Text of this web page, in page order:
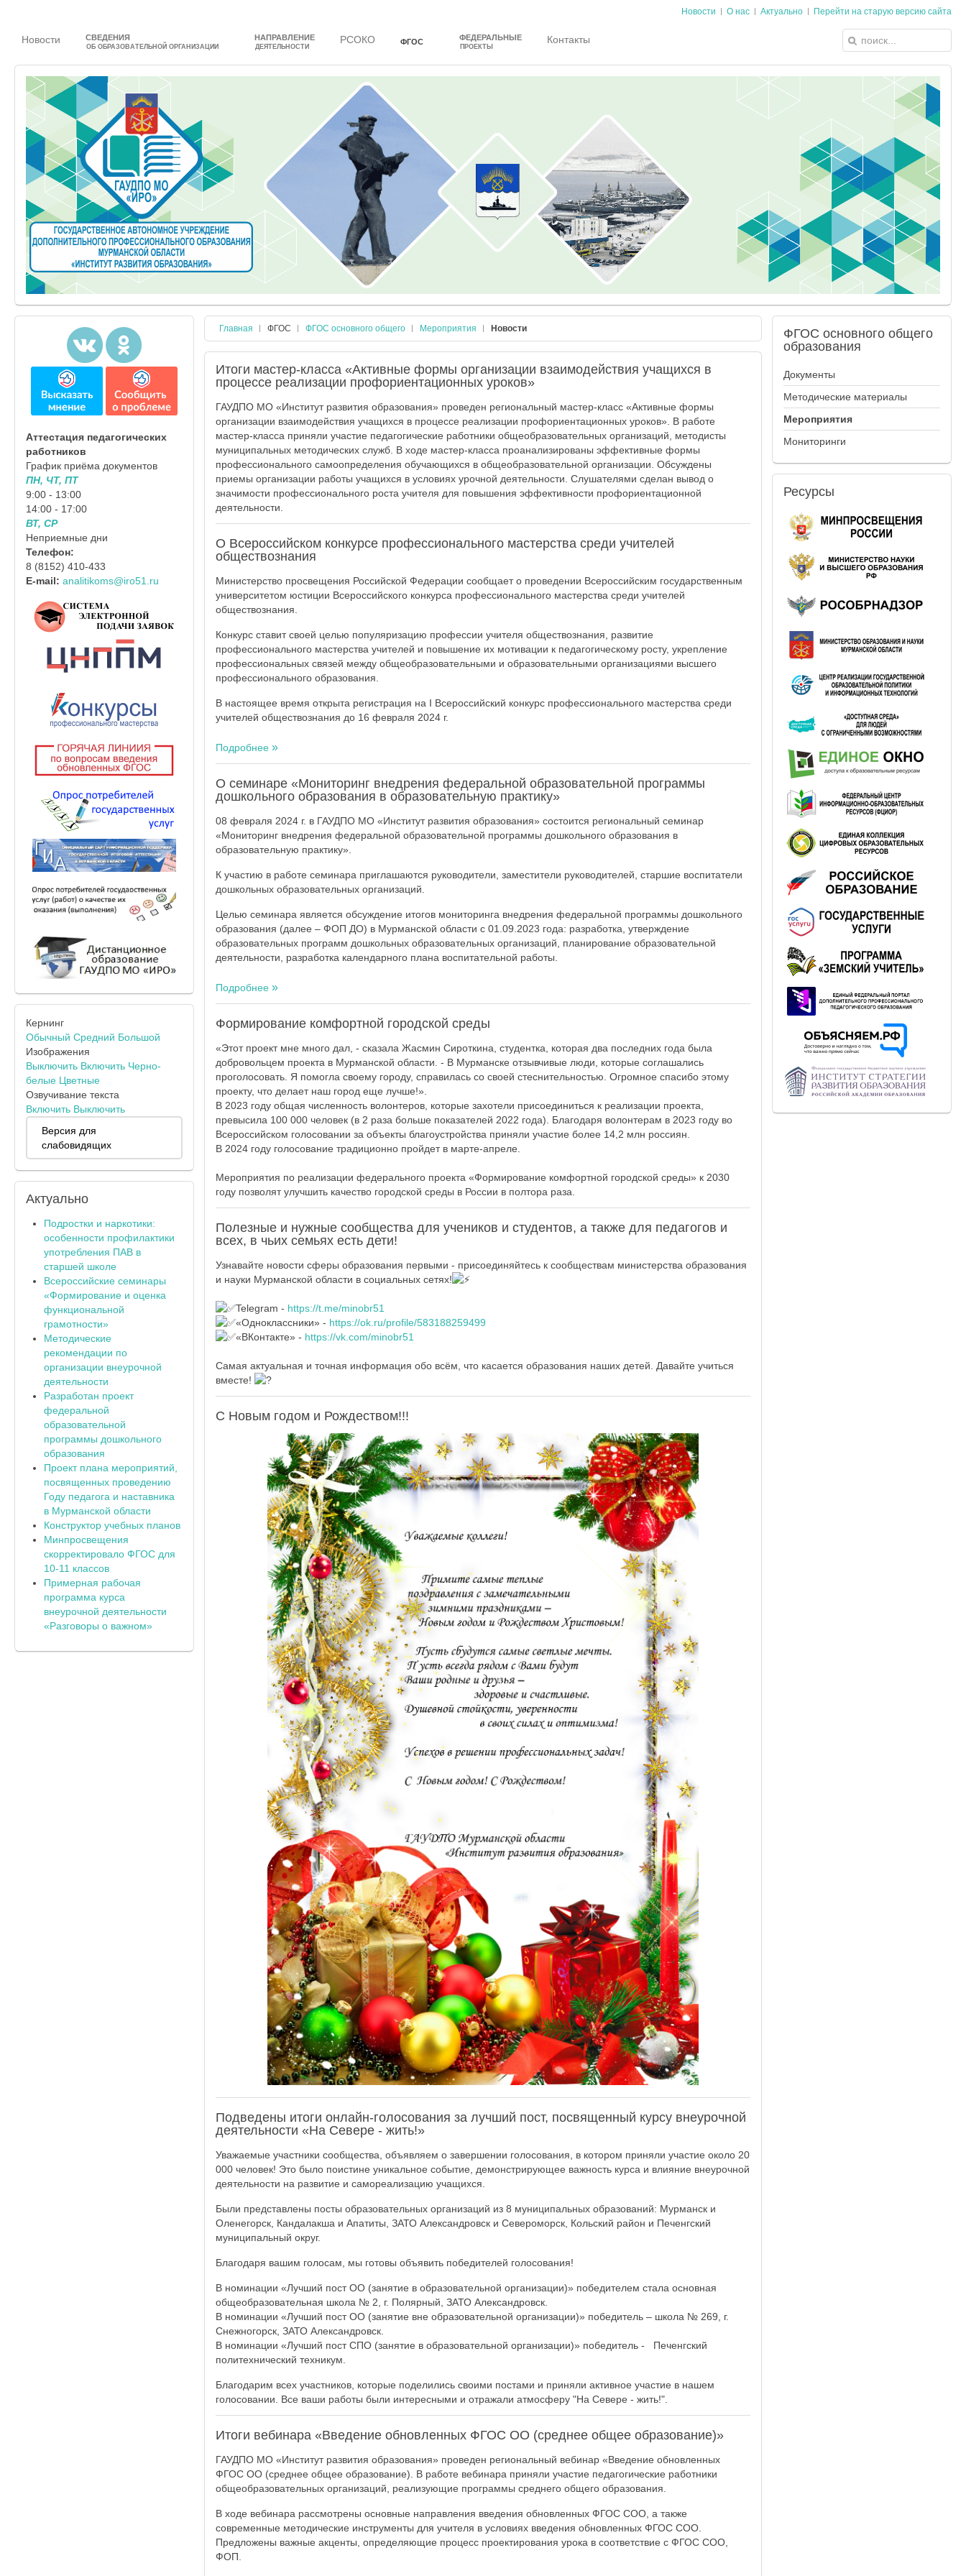
Новости О нас Актуально Перейти на старую версию сайта
Новости СВЕДЕНИЯ
ОБ ОБРАЗОВАТЕЛЬНОЙ ОРГАНИЗАЦИИ
НАПРАВЛЕНИЕ
ДЕЯТЕЛЬНОСТИ
РСОКО ФГОС ФЕДЕРАЛЬНЫЕ
ПРОЕКТЫ
Контакты
Главная ФГОС ФГОС основного общего Мероприятия Новости
Итоги мастер-класса «Активные формы организации взаимодействия учащихся в
процессе реализации профориентационных уроков»
ГАУДПО МО «Институт развития образования» проведен региональный мастер-класс «Активные формы
организации взаимодействия учащихся в процессе реализации профориентационных уроков». В работе
мастер-класса приняли участие педагогические работники общеобразовательных организаций, методисты
муниципальных методических служб. В ходе мастер-класса проанализированы эффективные формы
профессионального самоопределения обучающихся в общеобразовательной организации. Обсуждены
приемы организации работы учащихся в условиях урочной деятельности. Слушателями сделан вывод о
значимости профессионального роста учителя для повышения эффективности профориентационной
деятельности.
О Всероссийском конкурсе профессионального мастерства среди учителей
обществознания
Министерство просвещения Российской Федерации сообщает о проведении Всероссийским государственным
университетом юстиции Всероссийского конкурса профессионального мастерства среди учителей
обществознания.
Конкурс ставит своей целью популяризацию профессии учителя обществознания, развитие
профессионального мастерства учителей и повышение их мотивации к педагогическому росту, укрепление
профессиональных связей между общеобразовательными и образовательными организациями высшего
профессионального образования.
В настоящее время открыта регистрация на I Всероссийский конкурс профессионального мастерства среди
учителей обществознания до 16 февраля 2024 г.
Подробнее
О семинаре «Мониторинг внедрения федеральной образовательной программы
дошкольного образования в образовательную практику»
08 февраля 2024 г. в ГАУДПО МО «Институт развития образования» состоится региональный семинар
«Мониторинг внедрения федеральной образовательной программы дошкольного образования в
образовательную практику».
К участию в работе семинара приглашаются руководители, заместители руководителей, старшие воспитатели
дошкольных образовательных организаций.
Целью семинара является обсуждение итогов мониторинга внедрения федеральной программы дошкольного
образования (далее – ФОП ДО) в Мурманской области с 01.09.2023 года: разработка, утверждение
образовательных программ дошкольных образовательных организаций, планирование образовательной
деятельности, разработка календарного плана воспитательной работы.
Подробнее
Формирование комфортной городской среды
«Этот проект мне много дал, - сказала Жасмин Сироткина, студентка, которая два последних года была
добровольцем проекта в Мурманской области. - В Мурманске отзывчивые люди, которые соглашались
проголосовать. Я помогла своему городу, справилась со своей стеснительностью. Огромное спасибо этому
проекту, что делает наш город еще лучше!».
В 2023 году общая численность волонтеров, которые захотели присоединиться к реализации проекта,
превысила 100 000 человек (в 2 раза больше показателей 2022 года). Благодаря волонтерам в 2023 году во
Всероссийском голосовании за объекты благоустройства приняли участие более 14,2 млн россиян.
В 2024 году голосование традиционно пройдет в марте-апреле.
Мероприятия по реализации федерального проекта «Формирование комфортной городской среды» к 2030
году позволят улучшить качество городской среды в России в полтора раза.
Полезные и нужные сообщества для учеников и студентов, а также для педагогов и
всех, в чьих семьях есть дети!
Узнавайте новости сферы образования первыми - присоединяйтесь к сообществам министерства образования
и науки Мурманской области в социальных сетях!
Telegram - https://t.me/minobr51
«Одноклассники» - https://ok.ru/profile/583188259499
«ВКонтакте» - https://vk.com/minobr51
Самая актуальная и точная информация обо всём, что касается образования наших детей. Давайте учиться
вместе!
С Новым годом и Рождеством!!!
Подведены итоги онлайн-голосования за лучший пост, посвященный курсу внеурочной
деятельности «На Севере - жить!»
Уважаемые участники сообщества, объявляем о завершении голосования, в котором приняли участие около 20
000 человек! Это было поистине уникальное событие, демонстрирующее важность курса и влияние внеурочной
деятельности на развитие и самореализацию учащихся.
Были представлены посты образовательных организаций из 8 муниципальных образований: Мурманск и
Оленегорск, Кандалакша и Апатиты, ЗАТО Александровск и Североморск, Кольский район и Печенгский
муниципальный округ.
Благодаря вашим голосам, мы готовы объявить победителей голосования!
В номинации «Лучший пост ОО (занятие в образовательной организации)» победителем стала основная
общеобразовательная школа № 2, г. Полярный, ЗАТО Александровск.
В номинации «Лучший пост ОО (занятие вне образовательной организации)» победитель – школа № 269, г.
Снежногорск, ЗАТО Александровск.
В номинации «Лучший пост СПО (занятие в образовательной организации)» победитель - Печенгский
политехнический техникум.
Благодарим всех участников, которые поделились своими постами и приняли активное участие в нашем
голосовании. Все ваши работы были интересными и отражали атмосферу "На Севере - жить!".
Итоги вебинара «Введение обновленных ФГОС ОО (среднее общее образование)»
ГАУДПО МО «Институт развития образования» проведен региональный вебинар «Введение обновленных
ФГОС ОО (среднее общее образование). В работе вебинара приняли участие педагогические работники
общеобразовательных организаций, реализующие программы среднего общего образования.
В ходе вебинара рассмотрены основные направления введения обновленных ФГОС СОО, а также
современные методические инструменты для учителя в условиях введения обновленных ФГОС СОО.
Предложены важные акценты, определяющие процесс проектирования урока в соответствие с ФГОС СОО,
ФОП.
Аттестация педагогических
работников
График приёма документов
ПН, ЧТ, ПТ
9:00 - 13:00
14:00 - 17:00
ВТ, СР
Неприемные дни
Телефон:
8 (8152) 410-433
E-mail: analitikoms@iro51.ru
Кернинг
Обычный Средний Большой
Изображения
Выключить Включить Черно-
белые Цветные
Озвучивание текста
Включить Выключить
Версия для
слабовидящих
Актуально
Подростки и наркотики:
особенности профилактики
употребления ПАВ в
старшей школе
Всероссийские семинары
«Формирование и оценка
функциональной
грамотности»
Методические
рекомендации по
организации внеурочной
деятельности
Разработан проект
федеральной
образовательной
программы дошкольного
образования
Проект плана мероприятий,
посвященных проведению
Году педагога и наставника
в Мурманской области
Конструктор учебных планов
Минпросвещения
скорректировало ФГОС для
10-11 классов
Примерная рабочая
программа курса
внеурочной деятельности
«Разговоры о важном»
ФГОС основного общего
образования
Документы
Методические материалы
Мероприятия
Мониторинги
Ресурсы